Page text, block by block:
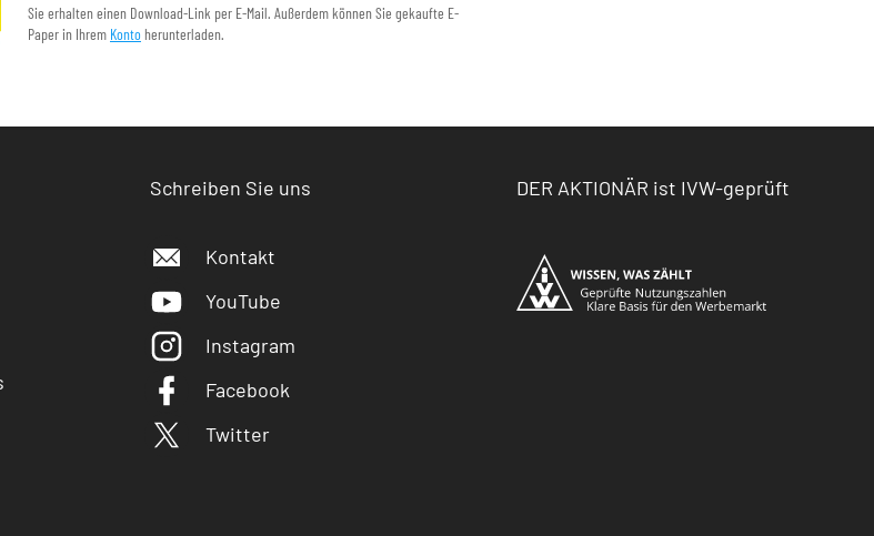
Sie erhalten einen Download-Link per E-Mail. Außerdem können Sie gekaufte E-
Paper in Ihrem Konto herunterladen.
Schreiben Sie uns
Kontakt
YouTube
Instagram
Facebook
Twitter
DER AKTIONÄR ist IVW-geprüft